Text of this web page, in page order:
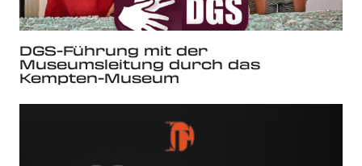
DGS-Führung mit der
Museumsleitung durch das
Kempten-Museum